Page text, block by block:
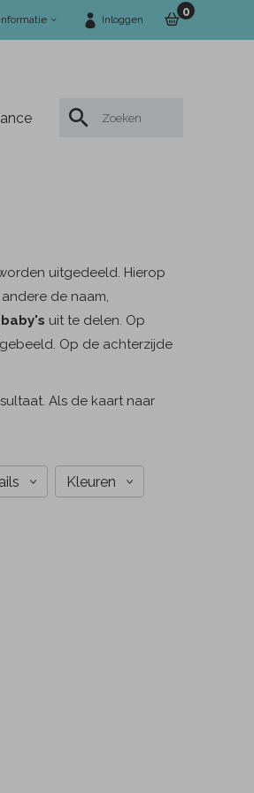
Informatie Inloggen
0
uitgedeeld. Hierop
de naam,
uit te delen. Op
Op de achterzijde
Als de kaart naar
Kleuren